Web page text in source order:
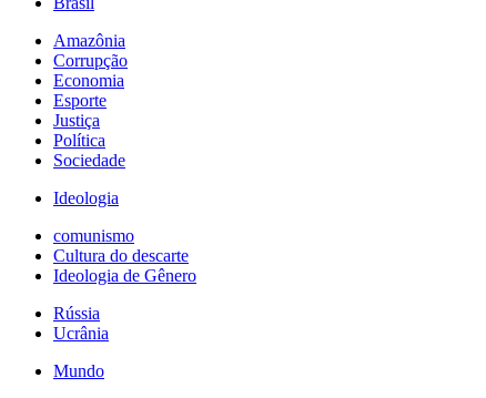
Amazônia
Corrupção
Economia
Esporte
Justiça
Política
Sociedade
Ideologia
comunismo
Cultura do descarte
Ideologia de Gênero
Rússia
Ucrânia
Mundo